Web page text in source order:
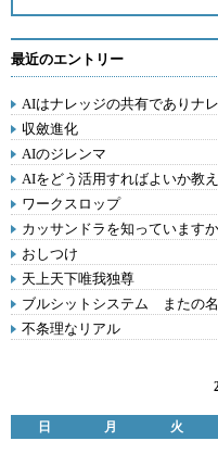
最近のエントリー
AIはナレッジの共有でありナ
収斂進化
AIのジレンマ
AIをどう活用すればよいか教
ワークスロップ
カッサンドラを知っていますか
おしつけ
天上天下唯我独尊
ブルシットシステム またの
不条理なリアル
日 月 火